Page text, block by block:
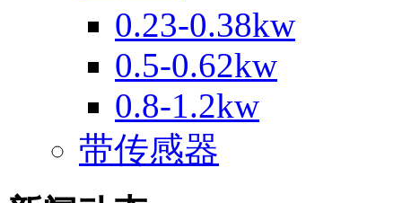
0.23-0.38kw
0.5-0.62kw
0.8-1.2kw
带传感器